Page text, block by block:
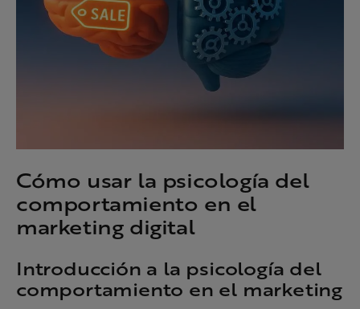
Cómo usar la psicología del
comportamiento en el
marketing digital
Introducción a la psicología del
comportamiento en el marketing